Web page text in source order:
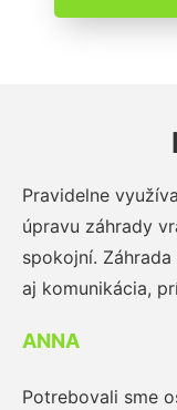
Pravidelne
úpravu záhrady
spokojní.
aj komunikácia,
ANNA
Potrebovali sme